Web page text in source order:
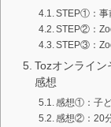
STEP①：事
STEP②：
STEP③：
Tozオンライン
感想
感想①：子
感想②：20